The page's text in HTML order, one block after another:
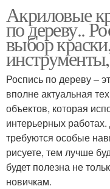
Акриловые
по дереву..
выбор
Роспись по дереву –
вполне актуальная
объектов, которая
интерьерных
требуются особые
рисуете, тем лучше
будет полезна не
новичкам.